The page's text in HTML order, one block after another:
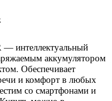
интеллектуальный
аккумулятором
Обеспечивает
и комфорт в любых
со смартфонами и